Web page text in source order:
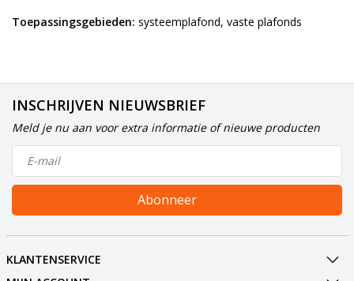
Toepassingsgebieden: systeemplafond, vaste plafonds
INSCHRIJVEN NIEUWSBRIEF
Meld je nu aan voor extra informatie of nieuwe producten
Abonneer
KLANTENSERVICE